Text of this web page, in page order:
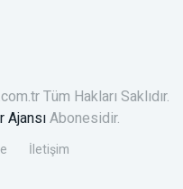
Tüm Hakları Saklıdır.
AjansıAbonesidir.
İletişim